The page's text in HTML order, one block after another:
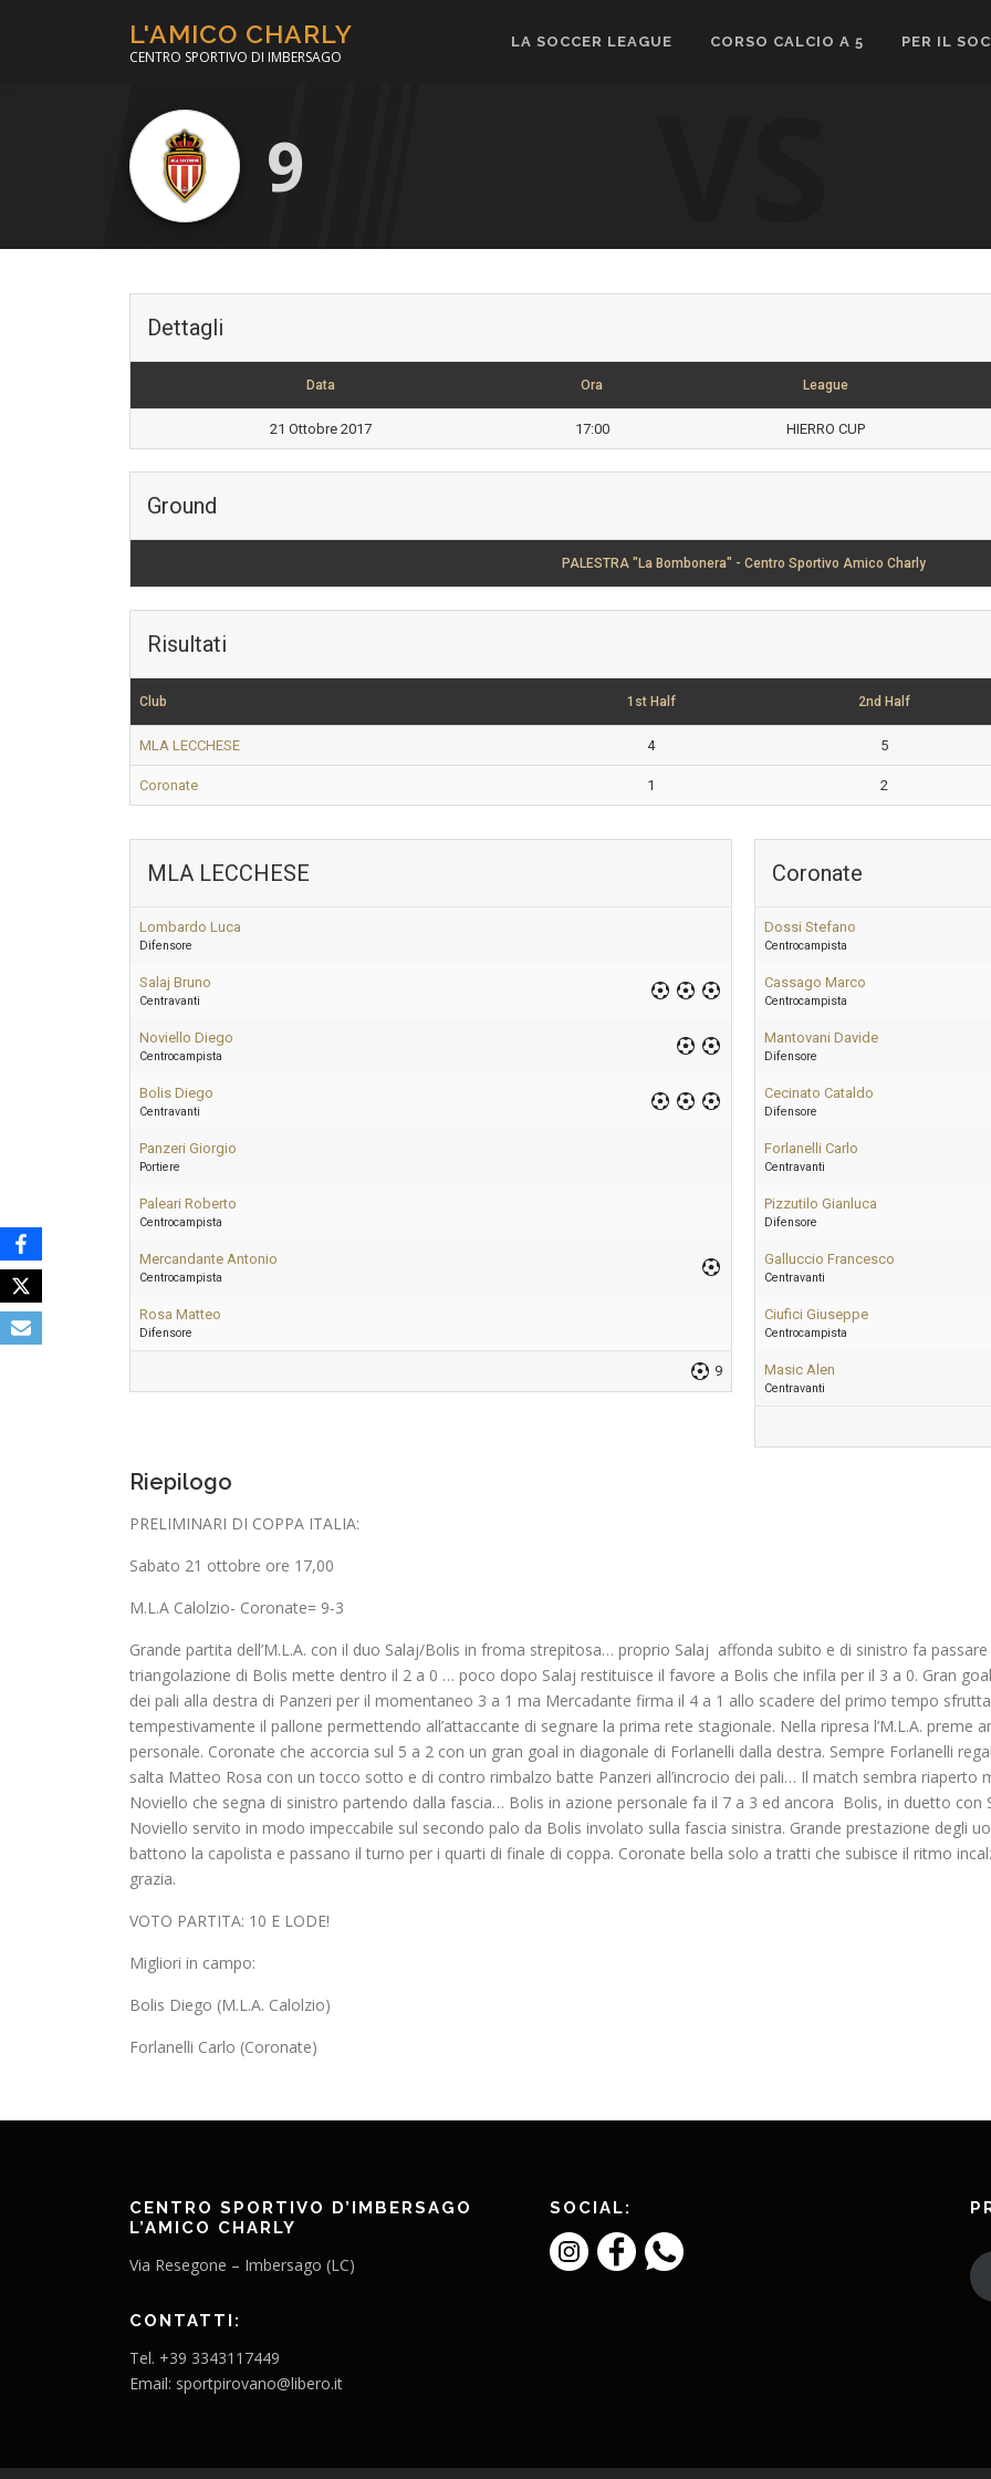
L'AMICO CHARLY
CENTRO SPORTIVO DI IMBERSAGO
LA SOCCER LEAGUE CORSO CALCIO A 5 PER IL
9
Dettagli
Data Ora League
21 Ottobre 2017 17:00 HIERRO CUP
Ground
PALESTRA "La Bombonera" - Centro Sportivo Amico Charly
Risultati
Club 1st Half 2nd Half
MLA LECCHESE 4 5
Coronate 1 2
MLA LECCHESE
Lombardo Luca
Difensore
Salaj Bruno
Centravanti
Noviello Diego
Centrocampista
Bolis Diego
Centravanti
Panzeri Giorgio
Portiere
Paleari Roberto
Centrocampista
Mercandante Antonio
Centrocampista
Rosa Matteo
Difensore
9
Coronate
Dossi Stefano
Centrocampista
Cassago Marco
Centrocampista
Mantovani Davide
Difensore
Cecinato Cataldo
Difensore
Forlanelli Carlo
Centravanti
Pizzutilo Gianluca
Difensore
Galluccio Francesco
Centravanti
Ciufici Giuseppe
Centrocampista
Masic Alen
Centravanti
Riepilogo
PRELIMINARI DI COPPA ITALIA:
Sabato 21 ottobre ore 17,00
M.L.A Calolzio- Coronate= 9-3
Grande partita dell’M.L.A. con il duo Salaj/Bolis in froma strepitosa… proprio Salaj affonda subito e di sinistro fa
triangolazione di Bolis mette dentro il 2 a 0 … poco dopo Salaj restituisce il favore a Bolis che infila per il 3 a 0. Gran
dei pali alla destra di Panzeri per il momentaneo 3 a 1 ma Mercadante firma il 4 a 1 allo scadere del primo tempo
tempestivamente il pallone permettendo all’attaccante di segnare la prima rete stagionale. Nella ripresa l’M.L.A. preme
personale. Coronate che accorcia sul 5 a 2 con un gran goal in diagonale di Forlanelli dalla destra. Sempre Forlanelli
salta Matteo Rosa con un tocco sotto e di contro rimbalzo batte Panzeri all’incrocio dei pali… Il match sembra riaperto
Noviello che segna di sinistro partendo dalla fascia… Bolis in azione personale fa il 7 a 3 ed ancora Bolis, in duetto con
Noviello servito in modo impeccabile sul secondo palo da Bolis involato sulla fascia sinistra. Grande prestazione degli
battono la capolista e passano il turno per i quarti di finale di coppa. Coronate bella solo a tratti che subisce il ritmo
grazia.
VOTO PARTITA: 10 E LODE!
Migliori in campo:
Bolis Diego (M.L.A. Calolzio)
Forlanelli Carlo (Coronate)
CENTRO SPORTIVO D’IMBERSAGO
L’AMICO CHARLY
Via Resegone – Imbersago (LC)
CONTATTI:
Tel. +39 3343117449
Email: sportpirovano@libero.it
SOCIAL: